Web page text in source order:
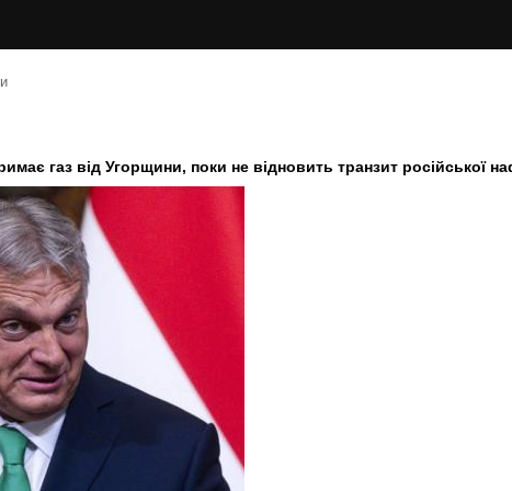
газ від Угорщини, поки не відновить транзит російської